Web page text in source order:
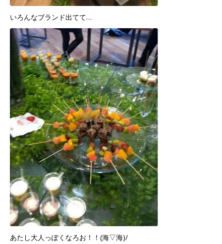
いろんなブランド出てて…
あたし大人っぽくなろお！！(海▽海)/